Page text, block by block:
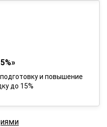
и повышение
до 15%